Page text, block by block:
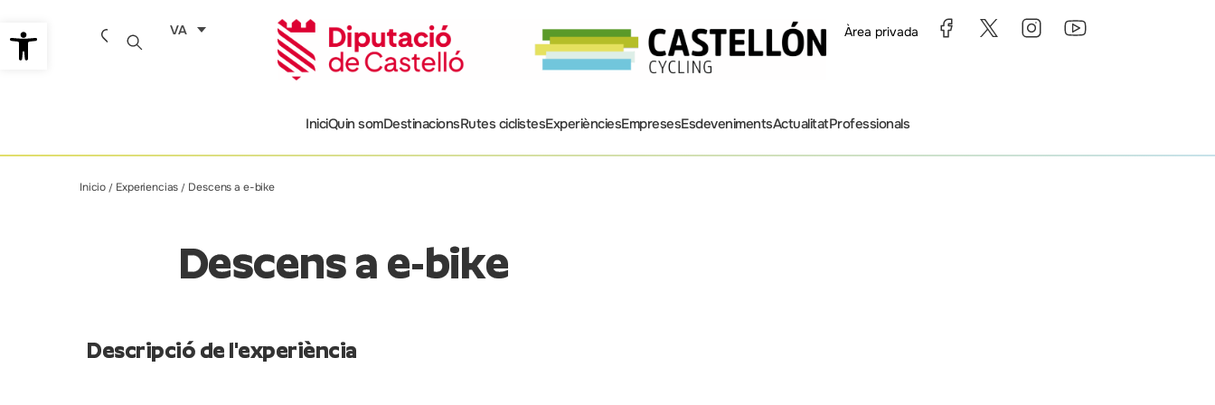
Obre la barra d'eines
al
contingut
VA Àrea privada
IniciQuin somDestinacionsRutes ciclistesExperiènciesEmpresesEsdevenimentsActualitatProfessionals
Inicio / Experiencias / Descens a e-bike
Descens a e-bike
Descripció de l'experiència